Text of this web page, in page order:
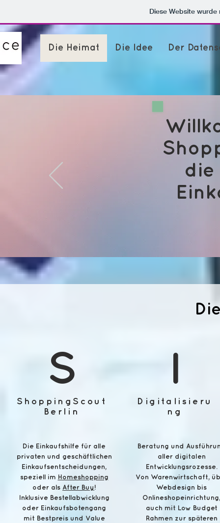
Diese Website
Die Heimat Die Idee Der
die
S
ShoppingScout
Berlin
Die Einkaufshilfe für alle
privaten und geschäftlichen
Einkaufsentscheidungen,
speziell im Homeshopping
oder als After Buy !
Inklusive Bestellabwicklung
oder Einkaufsbotengang
mit Bestpreis und Value
I
Digitalisieru
ng
Beratung und
aller digitalen
Entwicklungsrozesse.
Von Warenwirtschaft,
Webdesign bis
Onlineshopeinrichtung,
auch mit Low Budget
Rahmen zur späteren